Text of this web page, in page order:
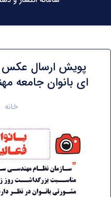
پویش ارسال عکس
ای بانوان جامعه
خانه